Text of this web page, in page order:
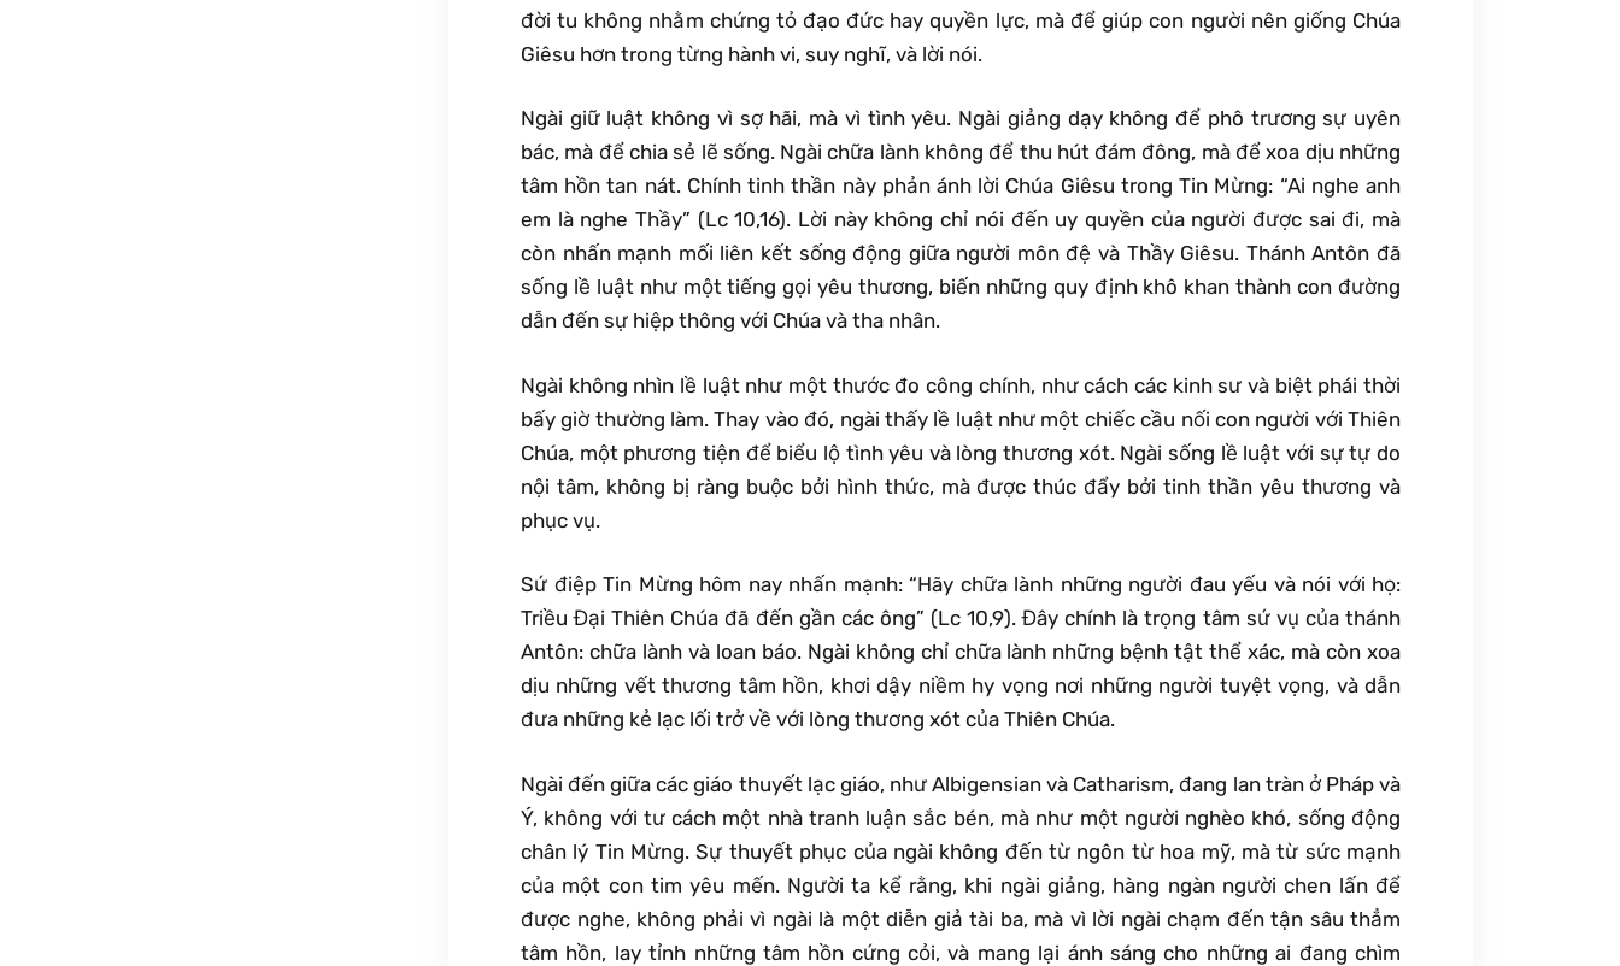
đời tu không nhằm chứng tỏ đạo đức hay quyền lực, mà để giúp con người nên giống Chúa
Giêsu hơn trong từng hành vi, suy nghĩ, và lời nói.
Ngài giữ luật không vì sợ hãi, mà vì tình yêu. Ngài giảng dạy không để phô trương sự uyên
bác, mà để chia sẻ lẽ sống. Ngài chữa lành không để thu hút đám đông, mà để xoa dịu những
tâm hồn tan nát. Chính tinh thần này phản ánh lời Chúa Giêsu trong Tin Mừng: “Ai nghe anh
em là nghe Thầy” (Lc 10,16). Lời này không chỉ nói đến uy quyền của người được sai đi, mà
còn nhấn mạnh mối liên kết sống động giữa người môn đệ và Thầy Giêsu. Thánh Antôn đã
sống lề luật như một tiếng gọi yêu thương, biến những quy định khô khan thành con đường
dẫn đến sự hiệp thông với Chúa và tha nhân.
Ngài không nhìn lề luật như một thước đo công chính, như cách các kinh sư và biệt phái thời
bấy giờ thường làm. Thay vào đó, ngài thấy lề luật như một chiếc cầu nối con người với Thiên
Chúa, một phương tiện để biểu lộ tình yêu và lòng thương xót. Ngài sống lề luật với sự tự do
nội tâm, không bị ràng buộc bởi hình thức, mà được thúc đẩy bởi tinh thần yêu thương và
phục vụ.
Sứ điệp Tin Mừng hôm nay nhấn mạnh: “Hãy chữa lành những người đau yếu và nói với họ:
Triều Đại Thiên Chúa đã đến gần các ông” (Lc 10,9). Đây chính là trọng tâm sứ vụ của thánh
Antôn: chữa lành và loan báo. Ngài không chỉ chữa lành những bệnh tật thể xác, mà còn xoa
dịu những vết thương tâm hồn, khơi dậy niềm hy vọng nơi những người tuyệt vọng, và dẫn
đưa những kẻ lạc lối trở về với lòng thương xót của Thiên Chúa.
Ngài đến giữa các giáo thuyết lạc giáo, như Albigensian và Catharism, đang lan tràn ở Pháp và
Ý, không với tư cách một nhà tranh luận sắc bén, mà như một người nghèo khó, sống động
chân lý Tin Mừng. Sự thuyết phục của ngài không đến từ ngôn từ hoa mỹ, mà từ sức mạnh
của một con tim yêu mến. Người ta kể rằng, khi ngài giảng, hàng ngàn người chen lấn để
được nghe, không phải vì ngài là một diễn giả tài ba, mà vì lời ngài chạm đến tận sâu thẳm
tâm hồn, lay tỉnh những tâm hồn cứng cỏi, và mang lại ánh sáng cho những ai đang chìm